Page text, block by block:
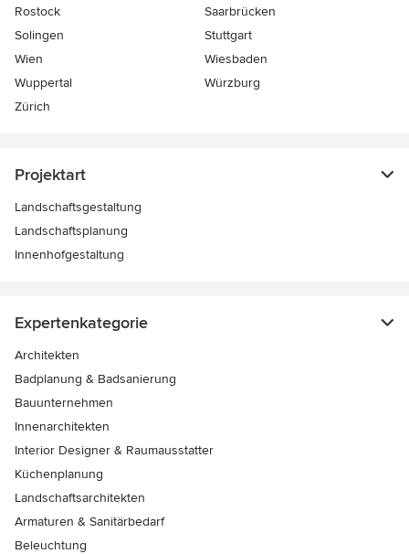
Rostock
Saarbrücken
Solingen
Stuttgart
Wien
Wiesbaden
Wuppertal
Würzburg
Zürich
Projektart
Landschaftsgestaltung
Landschaftsplanung
Innenhofgestaltung
Expertenkategorie
Architekten
Badplanung & Badsanierung
Bauunternehmen
Innenarchitekten
Interior Designer & Raumausstatter
Küchenplanung
Landschaftsarchitekten
Armaturen & Sanitärbedarf
Beleuchtung